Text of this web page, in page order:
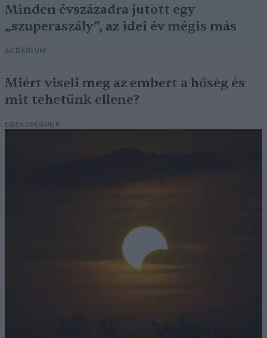
Minden évszázadra jutott egy
„szuperaszály”, az idei év mégis más
AGRÁRIUM
Miért viseli meg az embert a hőség és
mit tehetünk ellene?
EGÉSZSÉGÜNK